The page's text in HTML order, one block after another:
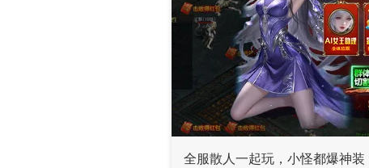
全服散人一起玩，小怪都爆神装